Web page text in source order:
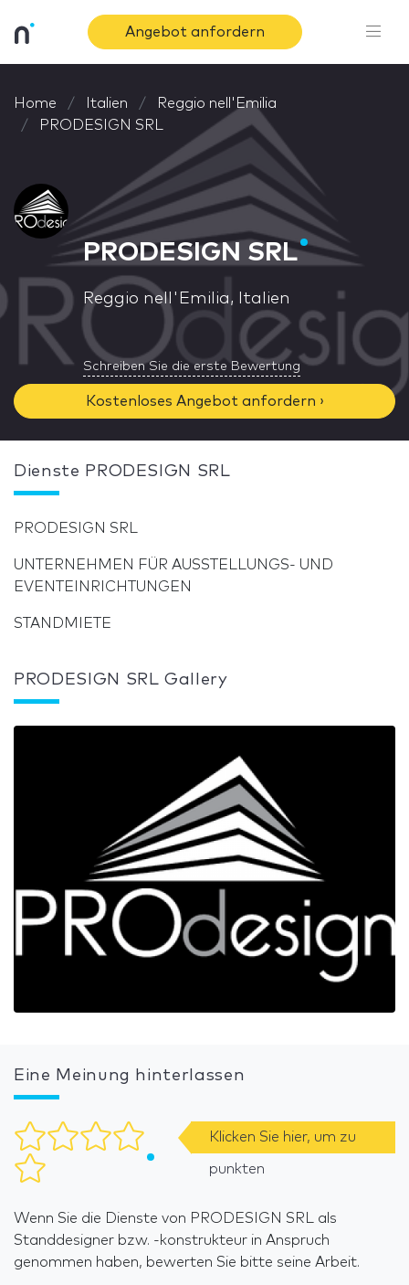
Angebot anfordern
Home Italien
Reggio nell'Emilia
PRODESIGN SRL
PRODESIGN SRL
Reggio nell'Emilia, Italien
Schreiben Sie die erste Bewertung
Kostenloses Angebot anfordern ›
Dienste PRODESIGN SRL
PRODESIGN SRL
UNTERNEHMEN FÜR AUSSTELLUNGS- UND
EVENTEINRICHTUNGEN
STANDMIETE
PRODESIGN SRL Gallery
Eine Meinung hinterlassen
Klicken Sie hier, um zu
punkten
Wenn Sie die Dienste von PRODESIGN SRL als
Standdesigner bzw. -konstrukteur in Anspruch
genommen haben, bewerten Sie bitte seine Arbeit.